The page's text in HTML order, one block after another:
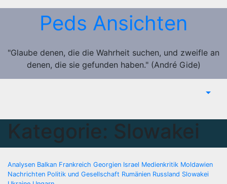
Zum
Peds Ansichten
"Glaube denen, die die Wahrheit suchen, und zweifle an
denen, die sie gefunden haben." (André Gide)
Kategorie: Slowakei
Analysen Balkan Frankreich Georgien Israel Medienkritik Moldawien
Nachrichten Politik und Gesellschaft Rumänien Russland Slowakei